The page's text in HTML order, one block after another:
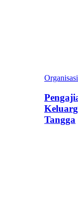
Tangga